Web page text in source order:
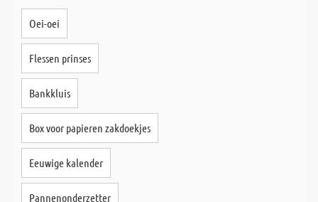
Oei-oei
Flessen prinses
Bankkluis
Box voor papieren zakdoekjes
Eeuwige kalender
Pannenonderzetter